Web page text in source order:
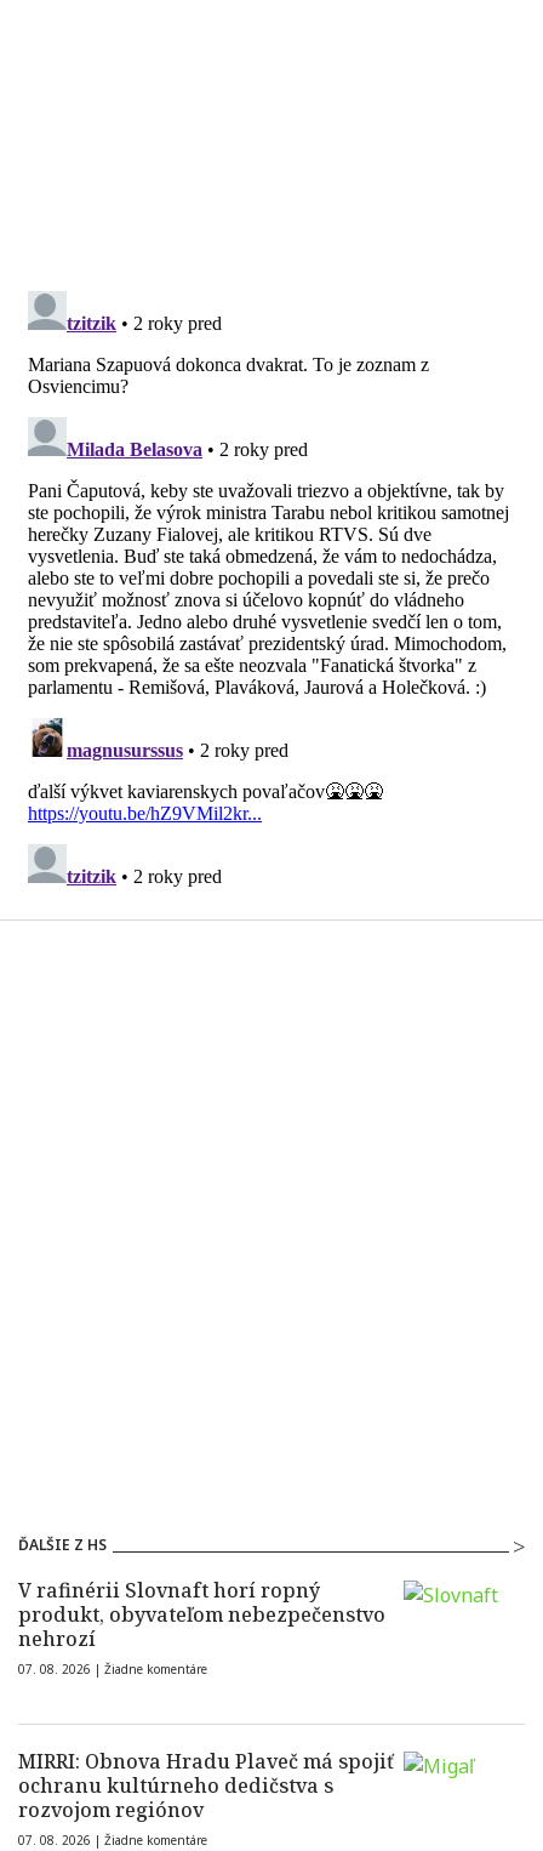
ĎALŠIE Z HS
V rafinérii Slovnaft horí ropný
produkt, obyvateľom nebezpečenstvo
nehrozí
07. 08. 2026 | Žiadne komentáre
MIRRI: Obnova Hradu Plaveč má spojiť
ochranu kultúrneho dedičstva s
rozvojom regiónov
07. 08. 2026 | Žiadne komentáre